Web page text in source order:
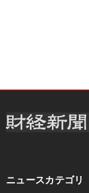
ニュースカテゴリ